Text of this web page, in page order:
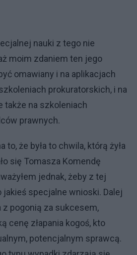
nauki z tego nie
moim zdaniem ten jego
omawiany i na aplikacjach
prokuratorskich, i na
także na szkoleniach
prawnych.
to, że była to chwila, którą żyła
się Tomasza Komendę
jednak, żeby z tej
specjalne wnioski. Dalej
pogonią za sukcesem,
cenę złapania kogoś, kto
potencjalnym sprawcą.